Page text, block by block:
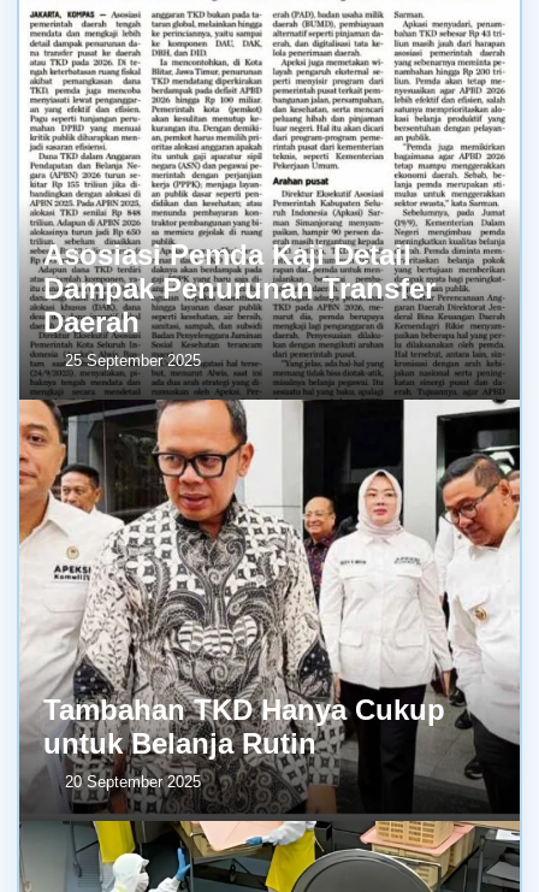
Asosiasi Pemda Kaji Detail
Dampak Penurunan Transfer
Daerah
25 September 2025
Tambahan TKD Hanya Cukup
untuk Belanja Rutin
20 September 2025